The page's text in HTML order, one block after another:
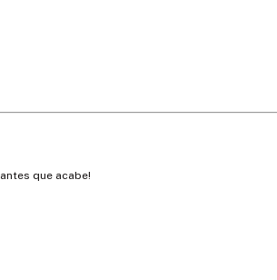
antes que acabe!